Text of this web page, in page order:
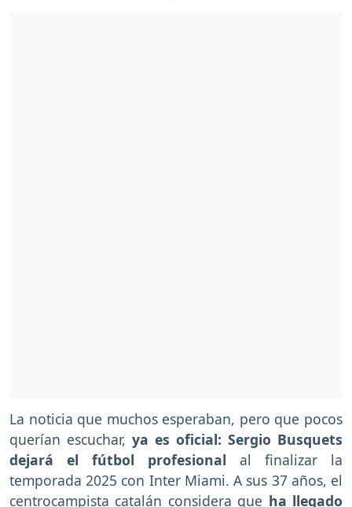
La noticia que muchos esperaban, pero que pocos
querían escuchar, ya es oficial: Sergio Busquets
dejará el fútbol profesional al finalizar la
temporada 2025 con Inter Miami. A sus 37 años, el
centrocampista catalán considera que ha llegado